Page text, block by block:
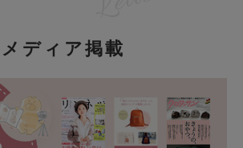
メディア掲載